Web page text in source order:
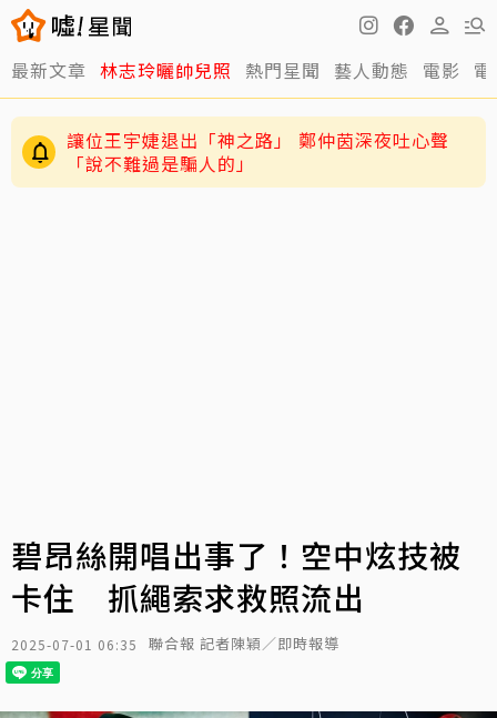
最新文章 林志玲曬帥兒照 熱門星聞 藝人動態 電影
讓位王宇婕退出「神之路」 鄭仲茵深夜吐心聲
「說不難過是騙人的」
碧昂絲開唱出事了！空中炫技被
卡住 抓繩索求救照流出
2025-07-01 06:35 聯合報 記者陳穎／即時報導